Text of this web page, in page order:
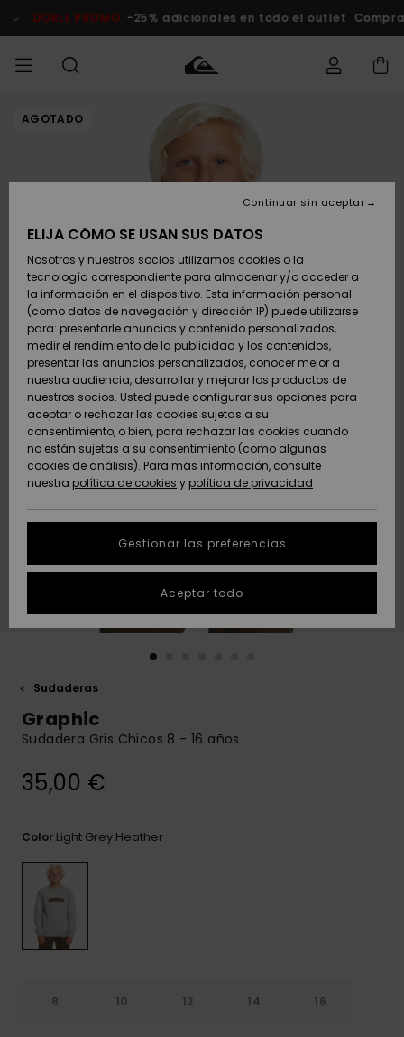
del
DOBLE PROMO -25% adicionales en todo el outlet
HOMBRE Ropa
Zapatos y
chanclas
Surf
Snow
Novedades
Destacados
Ropa
Zapatos y
chanclas
Surf
Snow
Novedades
Destacados
Shop
Destacados
Snow
SURF
Surf Shop
Hombre
Highlights
Comunidad
SNOW
Tienda
Snow
Hombre
Snow Niños
Tienda
Snow Mujer
Destacados
Comunidad
DOBLE
PROMO
Outlet
Hombre
Outlet
Mujer
AYUDA &
CONTACTO
Accede a tu
pedido
Envio
Devoluciones
Pago
Tarjeta de
regalo
Quiksilver
Freedom
Protección de
datos
personales
Inicia una
conversación
la respuesta
más rápida a
accede a
SOSTENIBILIDAD
AGOTADO
Sudaderas
Graphic
Sudadera Gris Chicos 8 - 16 años
35,00 €
Color Light Grey Heather
8 10 12 14 16
ELIJA CÓMO SE USAN SUS DATOS
Nosotros y nuestros socios utilizamos cookies o la
tecnología correspondiente para almacenar y/o acceder a
la información en el dispositivo. Esta información personal
(como datos de navegación y dirección IP) puede utilizarse
para: presentarle anuncios y contenido personalizados,
medir el rendimiento de la publicidad y los contenidos,
presentar las anuncios personalizados, conocer mejor a
nuestra audiencia, desarrollar y mejorar los productos de
nuestros socios. Usted puede configurar sus opciones para
aceptar o rechazar las cookies sujetas a su
consentimiento, o bien, para rechazar las cookies cuando
no están sujetas a su consentimiento (como algunas
cookies de análisis). Para más información, consulte
nuestra política de cookies y política de privacidad
Gestionar las preferencias
Continuar sin aceptar
Aceptar todo